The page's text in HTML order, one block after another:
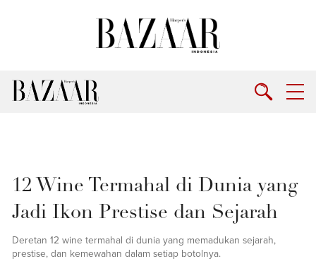
12 Wine Termahal di Dunia yang
Jadi Ikon Prestise dan Sejarah
Deretan 12 wine termahal di dunia yang memadukan sejarah,
prestise, dan kemewahan dalam setiap botolnya.